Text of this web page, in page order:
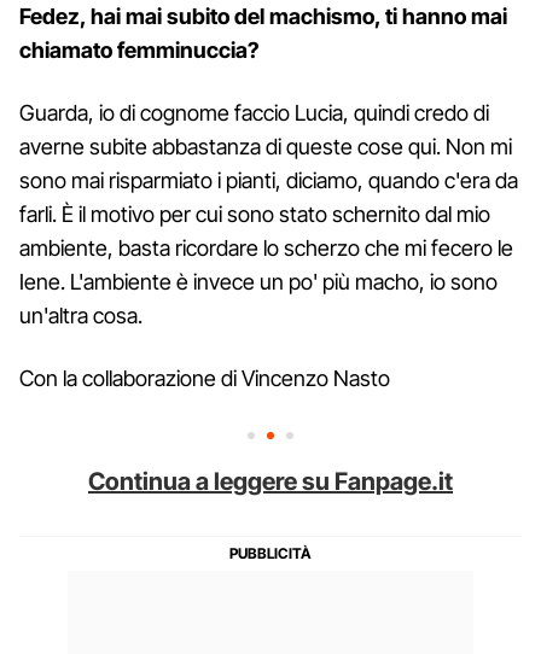
Fedez, hai mai subito del machismo, ti hanno mai
chiamato femminuccia?
Guarda, io di cognome faccio Lucia, quindi credo di
averne subite abbastanza di queste cose qui. Non mi
sono mai risparmiato i pianti, diciamo, quando c'era da
farli. È il motivo per cui sono stato schernito dal mio
ambiente, basta ricordare lo scherzo che mi fecero le
Iene. L'ambiente è invece un po' più macho, io sono
un'altra cosa.
Con la collaborazione di Vincenzo Nasto
Continua a leggere su Fanpage.it